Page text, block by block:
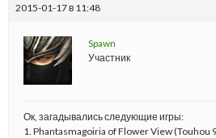
2015-01-17 в 11:48
Spawn
Участник
Ок, загадывались следующие игры:
1. Phantasmagoiria of Flower View (Touhou